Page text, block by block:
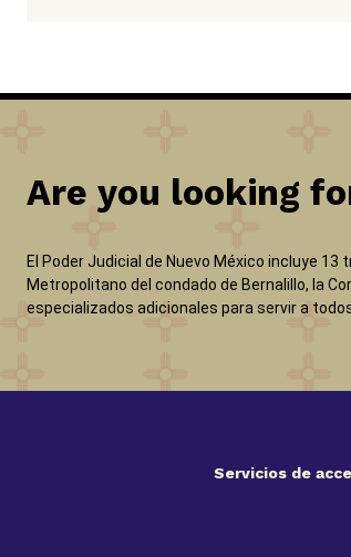
Are you looking
El Poder Judicial de Nuevo México incluye
Metropolitano del condado de Bernalillo, la
especializados adicionales para servir a
Servicios de